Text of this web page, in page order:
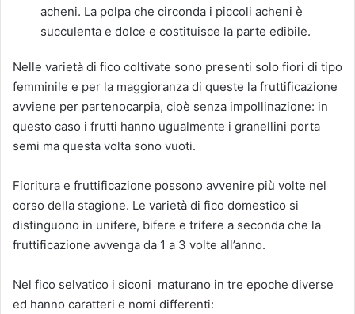
acheni. La polpa che circonda i piccoli acheni è
succulenta e dolce e costituisce la parte edibile.
Nelle varietà di fico coltivate sono presenti solo fiori di tipo
femminile e per la maggioranza di queste la fruttificazione
avviene per partenocarpia, cioè senza impollinazione: in
questo caso i frutti hanno ugualmente i granellini porta
semi ma questa volta sono vuoti.
Fioritura e fruttificazione possono avvenire più volte nel
corso della stagione. Le varietà di fico domestico si
distinguono in unifere, bifere e trifere a seconda che la
fruttificazione avvenga da 1 a 3 volte all’anno.
Nel fico selvatico i siconi maturano in tre epoche diverse
ed hanno caratteri e nomi differenti: